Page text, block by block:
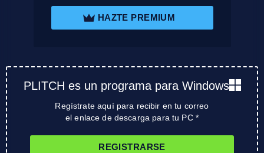
HAZTE PREMIUM
PLITCH es un programa para Windows
Regístrate aquí para recibir en tu correo
el enlace de descarga para tu PC *
REGISTRARSE